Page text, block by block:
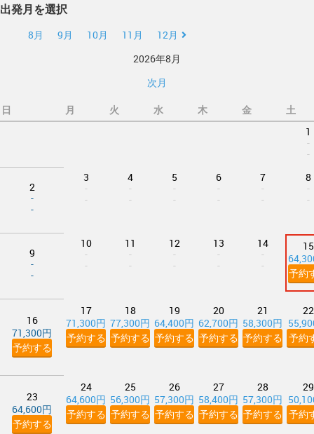
出発月を選択
8月 9月 10月 11月
12月
2026年8月
次月
日 月 火 水 木 金
土
1
-
-
2
-
-
3
-
-
4
-
-
5
-
-
6
-
-
7
-
-
8
-
-
9
-
-
10
-
-
11
-
-
12
-
-
13
-
-
14
-
-
15
予約
16
71,300円
予約する
17
71,300円
予約する
18
77,300円
予約する
19
64,400円
予約する
20
62,700円
予約する
21
58,300円
予約する
22
予約
23
64,600円
予約する
24
64,600円
予約する
25
56,300円
予約する
26
57,300円
予約する
27
58,400円
予約する
28
57,300円
予約する
29
予約